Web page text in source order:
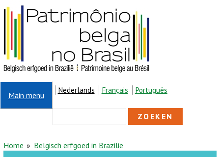
Overslaan en naar de inhoud gaan
Main menu
Nederlands Français Português
ZOEKVELD
U BENT HIER
Home Belgisch erfgoed in Brazilië